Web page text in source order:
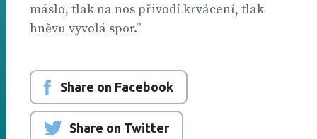
máslo, tlak na nos přivodí krvácení, tlak
hněvu vyvolá spor.”
Share on Facebook
Share on Twitter